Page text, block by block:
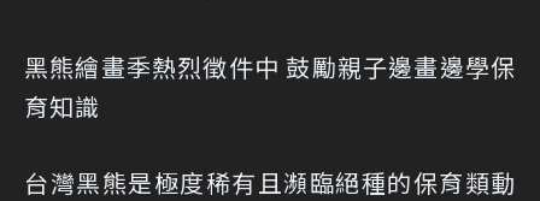
黑熊繪畫季熱烈徵件中 鼓勵親子邊畫邊學保
育知識
台灣黑熊是極度稀有且瀕臨絕種的保育類動